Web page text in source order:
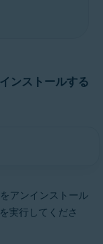
ンストールする
をアンインストール
実行してくださ